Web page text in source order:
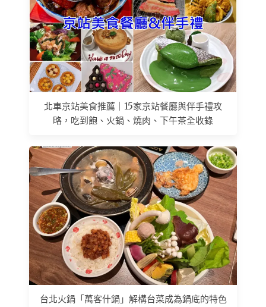
北車京站美食推薦｜15家京站餐廳與伴手禮攻
略，吃到飽、火鍋、燒肉、下午茶全收錄
台北火鍋「萬客什鍋」解構台菜成為鍋底的特色